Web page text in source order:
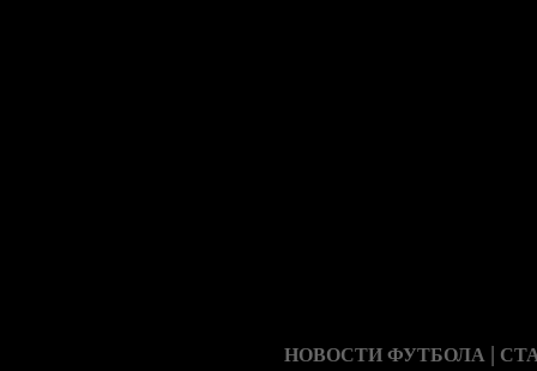
НОВОСТИ ФУТБОЛА |